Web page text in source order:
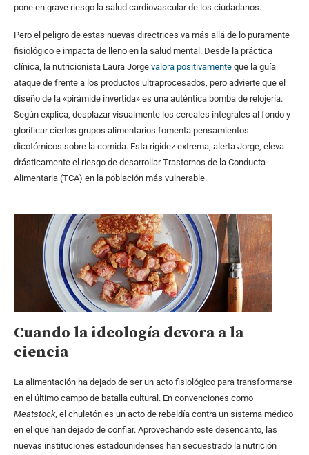
pone en grave riesgo la salud cardiovascular de los ciudadanos.
Pero el peligro de estas nuevas directrices va más allá de lo puramente
fisiológico e impacta de lleno en la salud mental. Desde la práctica
clínica, la nutricionista Laura Jorge valora positivamente que la guía
ataque de frente a los productos ultraprocesados, pero advierte que el
diseño de la «pirámide invertida» es una auténtica bomba de relojería.
Según explica, desplazar visualmente los cereales integrales al fondo y
glorificar ciertos grupos alimentarios fomenta pensamientos
dicotómicos sobre la comida. Esta rigidez extrema, alerta Jorge, eleva
drásticamente el riesgo de desarrollar Trastornos de la Conducta
Alimentaria (TCA) en la población más vulnerable.
Cuando la ideología devora a la
ciencia
La alimentación ha dejado de ser un acto fisiológico para transformarse
en el último campo de batalla cultural. En convenciones como
Meatstock, el chuletón es un acto de rebeldía contra un sistema médico
en el que han dejado de confiar. Aprovechando este desencanto, las
nuevas instituciones estadounidenses han secuestrado la nutrición